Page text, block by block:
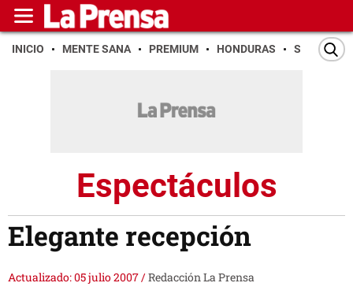
INICIO MENTE SANA PREMIUM HONDURAS SAN PEDRO
Espectáculos
Elegante recepción
Actualizado: 05 julio 2007/Redacción La Prensa